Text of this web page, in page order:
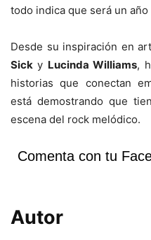
todo indica que será un año
Desde su inspiración en
Sick y Lucinda Williams,
historias que conectan
está demostrando que
escena del rock melódico.
Comenta con tu
Autor